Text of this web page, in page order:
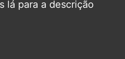
lá para a descrição